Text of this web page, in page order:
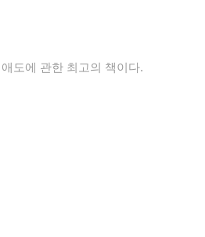
도에 관한 최고의 책이다.